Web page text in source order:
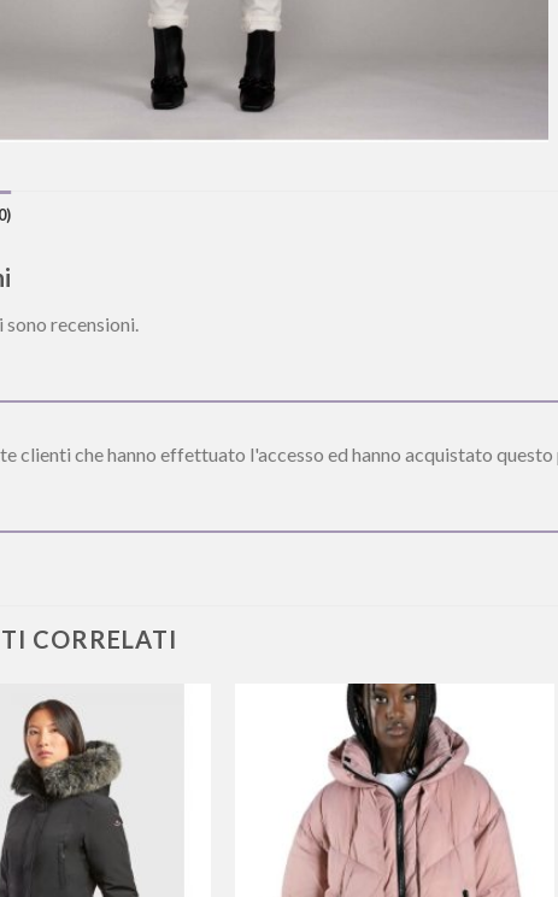
sono recensioni.
clienti che hanno effettuato l'accesso ed hanno acquistato
CORRELATI